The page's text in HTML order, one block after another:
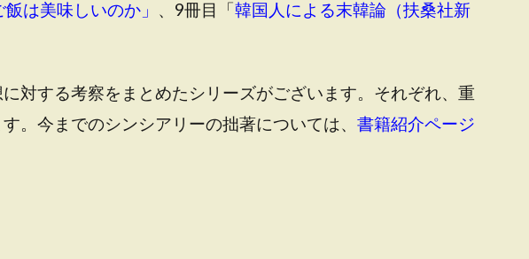
飯は美味しいのか」 、9冊目「韓国人による末韓論（扶桑社新
に対する考察をまとめたシリーズがございます。それぞれ、重
。今までのシンシアリーの拙著については、 書籍紹介ページ